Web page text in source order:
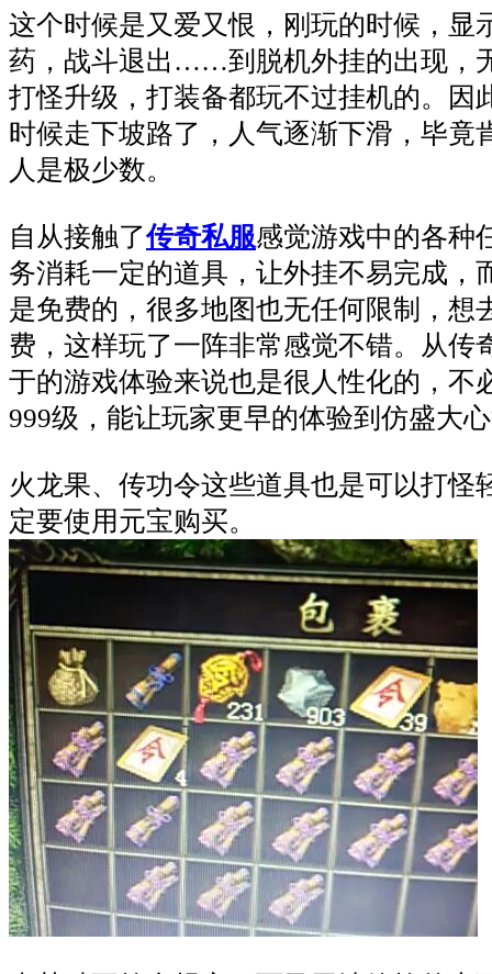
这个时候是又爱又恨，刚玩的时候，显
药，战斗退出……到脱机外挂的出现，
打怪升级，打装备都玩不过挂机的。因
时候走下坡路了，人气逐渐下滑，毕竟
人是极少数。
自从接触了传奇私服感觉游戏中的各种
务消耗一定的道具，让外挂不易完成，
是免费的，很多地图也无任何限制，想
费，这样玩了一阵非常感觉不错。从传
于的游戏体验来说也是很人性化的，不
999级，能让玩家更早的体验到仿盛大
火龙果、传功令这些道具也是可以打怪
定要使用元宝购买。